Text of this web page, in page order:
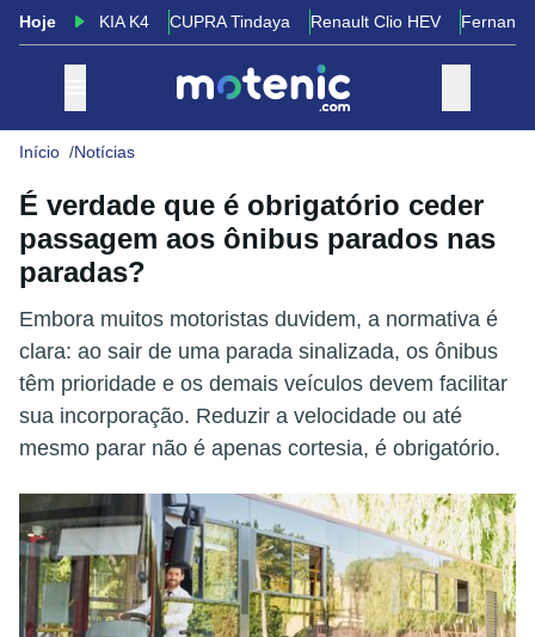
Hoje KIA K4 CUPRA Tindaya Renault Clio HEV
Início Notícias
É verdade que é obrigatório ceder
passagem aos ônibus parados nas
paradas?
Embora muitos motoristas duvidem, a normativa é
clara: ao sair de uma parada sinalizada, os ônibus
têm prioridade e os demais veículos devem facilitar
sua incorporação. Reduzir a velocidade ou até
mesmo parar não é apenas cortesia, é obrigatório.